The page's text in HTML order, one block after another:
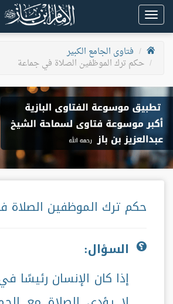
Toggle
navigation
فتاوى الجامع الكبير
حكم ترك الموظفين الصلاة في جماعة
حكم ترك الموظفين الصلاة
السؤال:
إذا كان الإنسان رئيسًا